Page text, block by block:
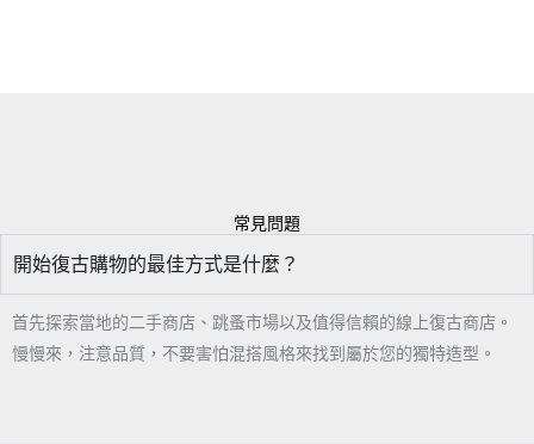
常見問題
開始復古購物的最佳方式是什麼？
首先探索當地的二手商店、跳蚤市場以及值得信賴的線上復古商店。
慢慢來，注意品質，不要害怕混搭風格來找到屬於您的獨特造型。